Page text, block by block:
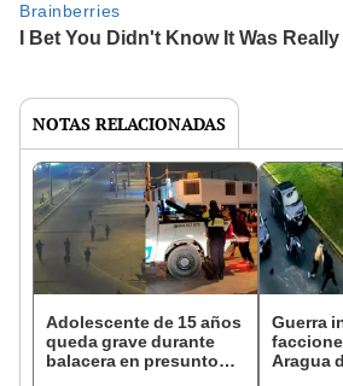
NOTAS RELACIONADAS
Adolescente de 15 años
queda grave durante
balacera en presunto
Guerra
Aragua